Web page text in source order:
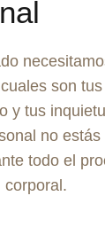
son
y tus
no estás
todo el
corporal.